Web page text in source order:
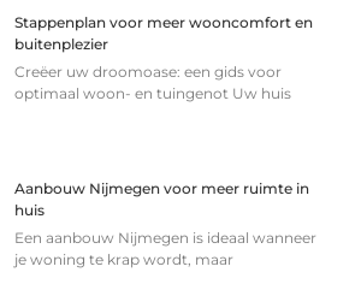
Stappenplan voor meer wooncomfort en
buitenplezier
Creëer uw droomoase: een gids voor
optimaal woon- en tuingenot Uw huis
Aanbouw Nijmegen voor meer ruimte in
huis
Een aanbouw Nijmegen is ideaal wanneer
je woning te krap wordt, maar